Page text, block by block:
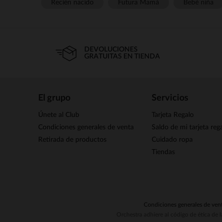
DEVOLUCIONES
GRATUITAS EN TIENDA
El grupo
Únete al Club
Condiciones generales de venta
Retirada de productos
Servicios
Tarjeta Regalo
Saldo de mi tarjeta
Cuidado ropa
Tiendas
Condiciones generales de